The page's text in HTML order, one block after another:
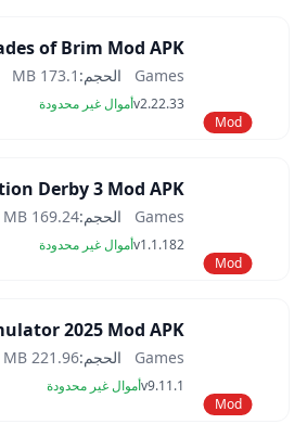
Mod
of Brim Mod APK
Games الحجم: 173.1 MB
v2.22.33أموال غير محدودة
Mod
Derby 3 Mod APK
Games الحجم:169.24 MB
v1.1.182أموال غير محدودة
Mod
Games الحجم:221.96 MB
v9.11.1أموال غير محدودة